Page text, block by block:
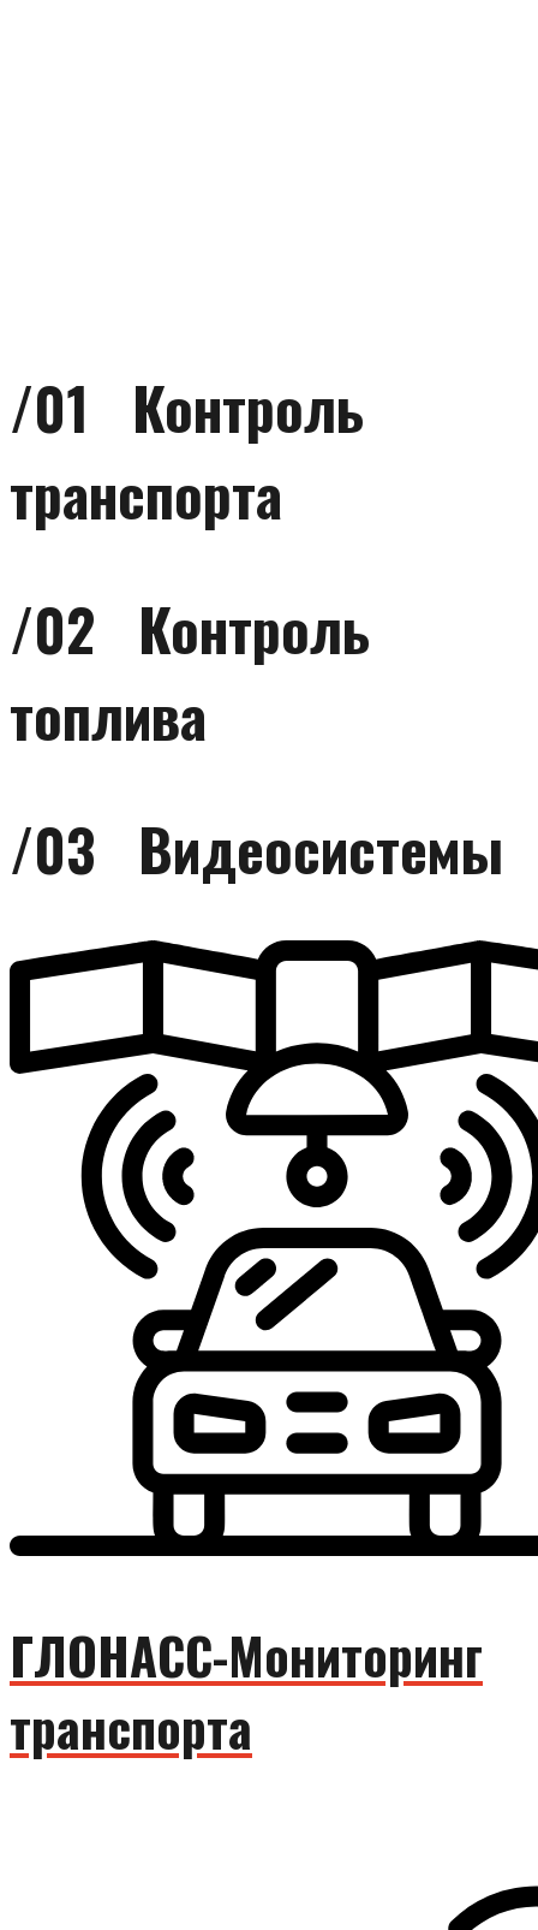
/01 Контроль
транспорта
/02 Контроль
топлива
/03 Видеосистемы
ГЛОНАСС-Мониторинг
транспорта